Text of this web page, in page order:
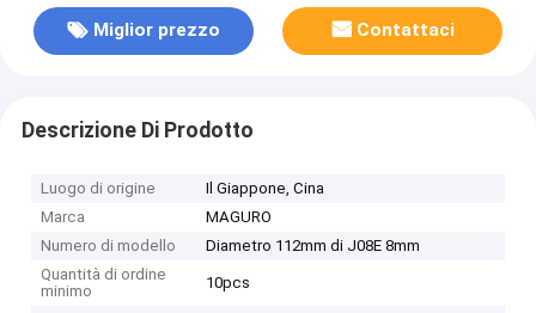
Miglior prezzo Contattaci
Descrizione Di Prodotto
Luogo di origine
Il Giappone, Cina
Marca
MAGURO
Numero di modello
Diametro 112mm di J08E 8mm
Quantità di ordine
minimo
10pcs